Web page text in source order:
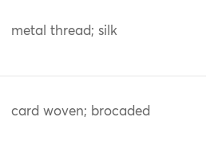
metal thread; silk
card woven; brocaded